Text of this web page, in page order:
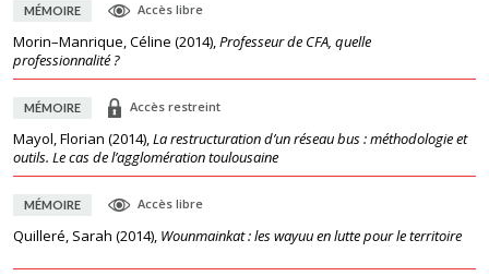
MÉMOIRE Accès libre
Morin–Manrique, Céline (2014),Professeur de CFA, quelle
professionnalité ?
MÉMOIRE Accès restreint
Mayol, Florian (2014),La restructuration d’un réseau bus : méthodologie et
outils. Le cas de l’agglomération toulousaine
MÉMOIRE Accès libre
Quilleré, Sarah (2014), Wounmainkat : les wayuu en lutte pour le territoire